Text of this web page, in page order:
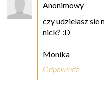
Anonimowy
czy udzielasz sie
nick? :D
Monika
Odpowiedz